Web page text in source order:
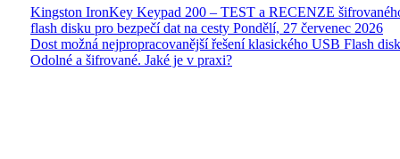
Kingston IronKey Keypad 200 – TEST a RECENZE
flash disku pro bezpečí dat na cesty Pondělí, 27 červenec 2026
Dost možná nejpropracovanější řešení klasického USB Flash
Odolné a šifrované. Jaké je v praxi?